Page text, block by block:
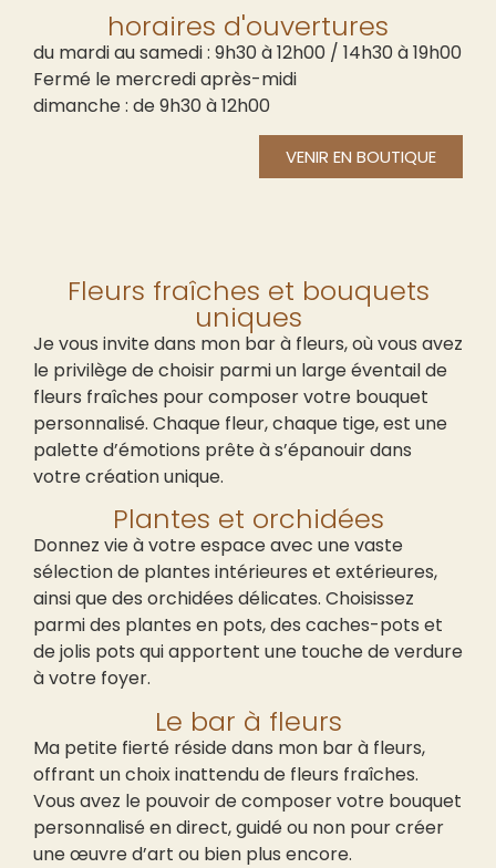
horaires d'ouvertures
du mardi au samedi : 9h30 à 12h00 / 14h30 à 19h00
Fermé le mercredi après-midi
dimanche : de 9h30 à 12h00
VENIR EN BOUTIQUE
Fleurs fraîches et bouquets
uniques
Je vous invite dans mon bar à fleurs, où vous avez
le privilège de choisir parmi un large éventail de
fleurs fraîches pour composer votre bouquet
personnalisé. Chaque fleur, chaque tige, est une
palette d’émotions prête à s’épanouir dans
votre création unique.
Plantes et orchidées
Donnez vie à votre espace avec une vaste
sélection de plantes intérieures et extérieures,
ainsi que des orchidées délicates. Choisissez
parmi des plantes en pots, des caches-pots et
de jolis pots qui apportent une touche de verdure
à votre foyer.
Le bar à fleurs
Ma petite fierté réside dans mon bar à fleurs,
offrant un choix inattendu de fleurs fraîches.
Vous avez le pouvoir de composer votre bouquet
personnalisé en direct, guidé ou non pour créer
une œuvre d’art ou bien plus encore.